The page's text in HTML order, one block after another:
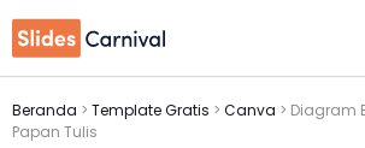
Beranda > Template Gratis > Canva > Diagram
Papan Tulis